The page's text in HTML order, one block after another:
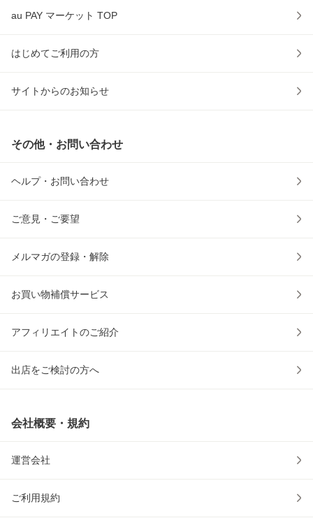
au PAY マーケット TOP
はじめてご利用の方
サイトからのお知らせ
その他・お問い合わせ
ヘルプ・お問い合わせ
ご意見・ご要望
メルマガの登録・解除
お買い物補償サービス
アフィリエイトのご紹介
出店をご検討の方へ
会社概要・規約
運営会社
ご利用規約